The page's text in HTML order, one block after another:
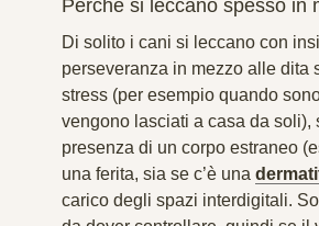
Perché si leccano spesso in
Di solito i cani si leccano con
perseveranza in mezzo alle dita
stress (per esempio quando
vengono lasciati a casa da soli),
presenza di un corpo estraneo
una ferita, sia se c’è una
carico degli spazi interdigitali.